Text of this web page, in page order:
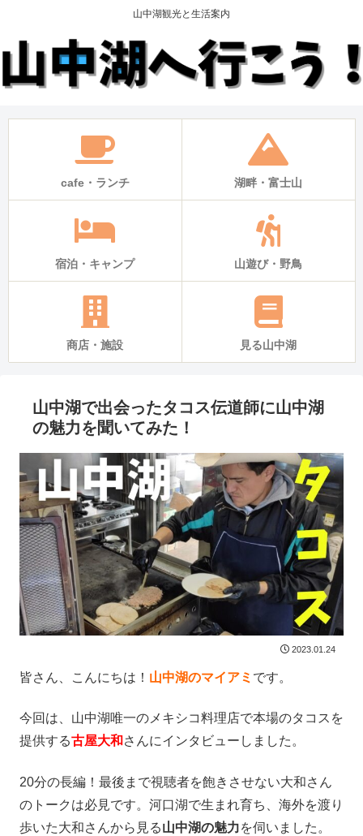
山中湖観光と生活案内
cafe・ランチ 湖畔・富士山
宿泊・キャンプ 山遊び・野鳥
商店・施設 見る山中湖
山中湖で出会ったタコス伝道師に山中湖
の魅力を聞いてみた！
2023.01.24
皆さん、こんにちは！ 山中湖のマイアミ です。
今回は、山中湖唯一のメキシコ料理店で本場のタコスを
提供する古屋大和 さんにインタビューしました。
20分の長編！最後まで視聴者を飽きさせない大和さん
のトークは必見です。河口湖で生まれ育ち、海外を渡り
歩いた大和さんから見る山中湖の魅力を伺いました。